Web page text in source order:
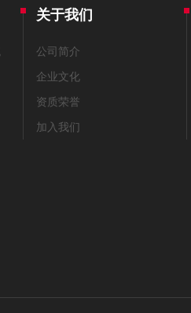
关于我们
公司简介
企业文化
资质荣誉
加入我们